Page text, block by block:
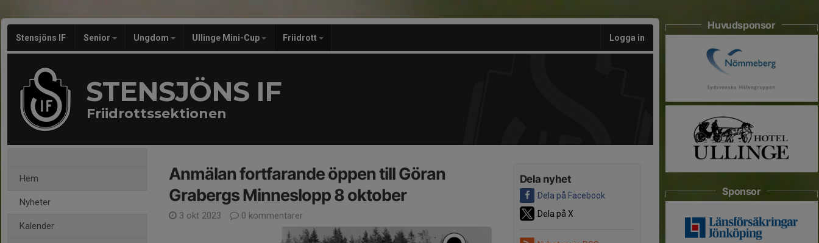
Stensjöns IF Senior Ungdom Ullinge Mini-Cup Friidrott Logga in
STENSJÖNS IF
Friidrottssektionen
Hem
Nyheter
Kalender
Dela nyhet
Dela på Facebook
Dela på X
Anmälan fortfarande öppen till Göran
Grabergs Minneslopp 8 oktober
3 okt 2023 0 kommentarer
Huvudsponsor
Sponsor